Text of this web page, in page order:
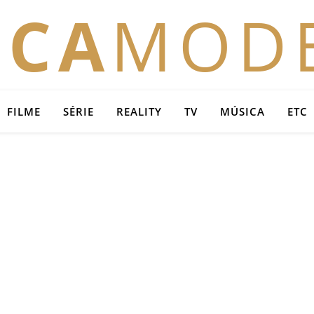
FILME SÉRIE REALITY TV MÚSICA ETC